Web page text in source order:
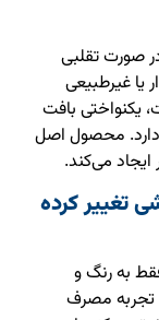
صورت تقلبی
یا غیرطبیعی
یکنواختی بافت
محصول اصل
می‌کند.
تغییر کرده
به رنگ و
تجربه مصرف